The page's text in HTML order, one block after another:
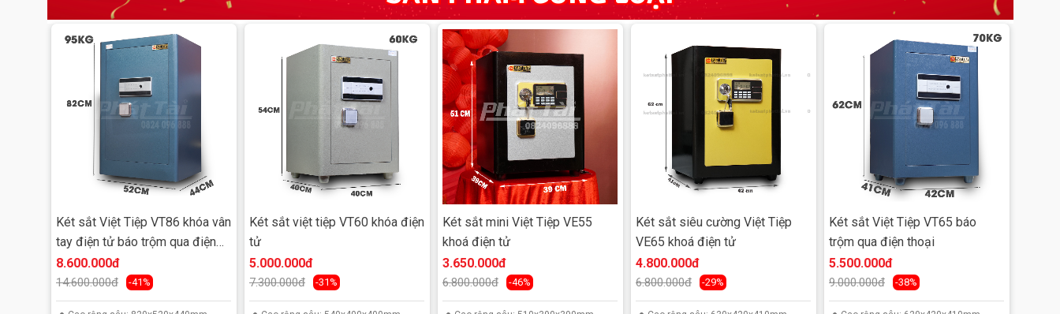
Két sắt Việt Tiệp VT86 khóa vân
tay điện tử báo trộm qua điện
thoại
8.600.000đ
14.600.000đ -41%
Két sắt việt tiệp VT60 khóa điện
tử
5.000.000đ
7.300.000đ -31%
Két sắt mini Việt Tiệp VE55
khoá điện tử
3.650.000đ
6.800.000đ -46%
Két sắt siêu cường Việt Tiệp
VE65 khoá điện tử
4.800.000đ
6.800.000đ -29%
Két sắt Việt Tiệp VT65 báo
trộm qua điện thoại
5.500.000đ
9.000.000đ -38%